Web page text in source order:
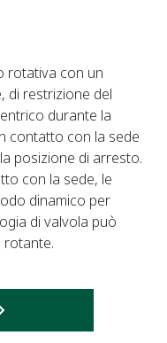
rotativa con un
di restrizione del
durante la
contatto con la sede
posizione di arresto.
con la sede, le
dinamico per
di valvola può
rotante.